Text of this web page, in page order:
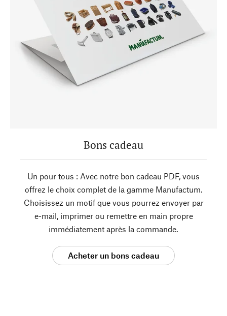
Bons cadeau
Un pour tous : Avec notre bon cadeau PDF, vous
offrez le choix complet de la gamme Manufactum.
Choisissez un motif que vous pourrez envoyer par
e-mail, imprimer ou remettre en main propre
immédiatement après la commande.
Acheter un bons cadeau